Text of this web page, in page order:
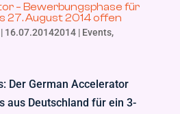
– Bewerbungsphase für
27. August 2014 offen
| 16.07.20142014| Events,
Der German Accelerator
aus Deutschland für ein 3-